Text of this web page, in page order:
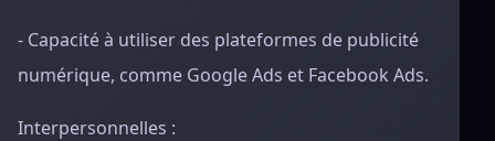
- Capacité à utiliser des plateformes de publicité
numérique, comme Google Ads et Facebook Ads.
Interpersonnelles :